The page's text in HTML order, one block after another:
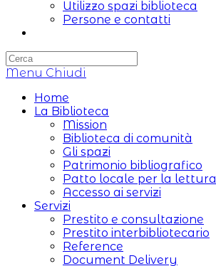
Utilizzo spazi biblioteca
Persone e contatti
sul
web
Menu Chiudi
Home
La Biblioteca
Mission
Biblioteca di comunità
Gli spazi
Patrimonio bibliografico
Patto locale per la lettura
Accesso ai servizi
Servizi
Prestito e consultazione
Prestito interbibliotecario
Reference
Document Delivery